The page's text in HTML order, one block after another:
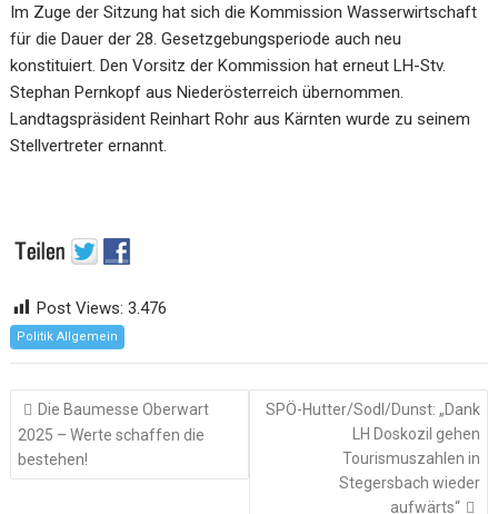
Im Zuge der Sitzung hat sich die Kommission Wasserwirtschaft
für die Dauer der 28. Gesetzgebungsperiode auch neu
konstituiert. Den Vorsitz der Kommission hat erneut LH-Stv.
Stephan Pernkopf aus Niederösterreich übernommen.
Landtagspräsident Reinhart Rohr aus Kärnten wurde zu seinem
Stellvertreter ernannt.
Post Views: 3.476
Politik Allgemein
Beitragsnavigation
Die Baumesse Oberwart
2025 – Werte schaffen die
bestehen!
SPÖ-Hutter/Sodl/Dunst: „Dank
LH Doskozil gehen
Tourismuszahlen in
Stegersbach wieder
aufwärts“